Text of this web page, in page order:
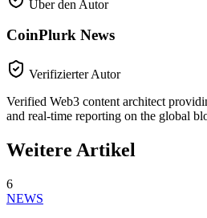
Über den Autor
CoinPlurk News
Verifizierter Autor
Verified Web3 content architect
and real-time reporting on the global
Weitere Artikel
6
NEWS